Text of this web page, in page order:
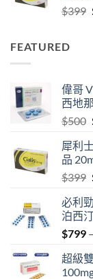
$399
FEATURED
偉哥
西地
$500
犀利
品
$399
必利
泊西
$799 –
超級